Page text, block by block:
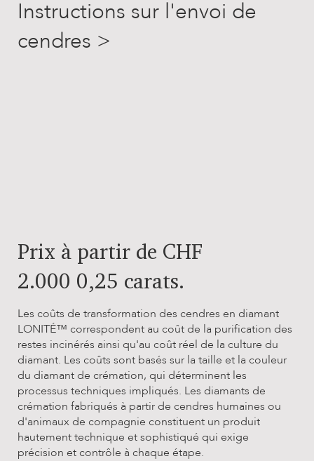
Prix à partir de CHF
2.000 0,25 carats.
Les coûts de transformation des cendres en diamant
LONITÉ™ correspondent au coût de la purification des
restes incinérés ainsi qu'au coût réel de la culture du
diamant. Les coûts sont basés sur la taille et la couleur
du diamant de crémation, qui déterminent les
processus techniques impliqués. Les diamants de
crémation fabriqués à partir de cendres humaines ou
d'animaux de compagnie constituent un produit
hautement technique et sophistiqué qui exige
précision et contrôle à chaque étape.
Instructions sur l'envoi de
cendres >